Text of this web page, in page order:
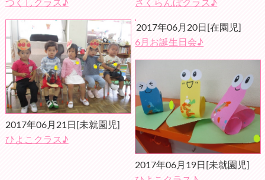
つくしクラス♪
さくらんぼクラス♪
2017年06月21日 [未就園児]
ひよこクラス♪
2017年06月20日 [在園児]
6月お誕生日会♪
2017年06月19日 [未就園児]